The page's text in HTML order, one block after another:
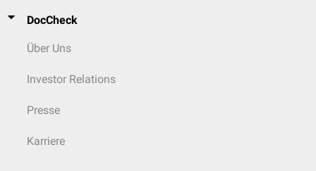
DocCheck
Über Uns
Investor Relations
Presse
Karriere